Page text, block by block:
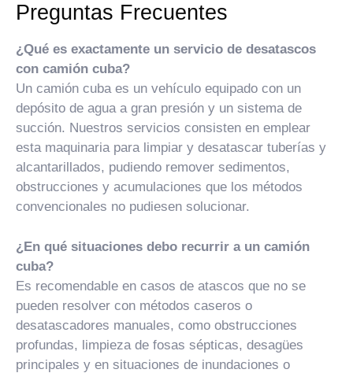
Preguntas Frecuentes
¿Qué es exactamente un servicio de desatascos
con camión cuba?
Un camión cuba es un vehículo equipado con un
depósito de agua a gran presión y un sistema de
succión. Nuestros servicios consisten en emplear
esta maquinaria para limpiar y desatascar tuberías y
alcantarillados, pudiendo remover sedimentos,
obstrucciones y acumulaciones que los métodos
convencionales no pudiesen solucionar.
¿En qué situaciones debo recurrir a un camión
cuba?
Es recomendable en casos de atascos que no se
pueden resolver con métodos caseros o
desatascadores manuales, como obstrucciones
profundas, limpieza de fosas sépticas, desagües
principales y en situaciones de inundaciones o